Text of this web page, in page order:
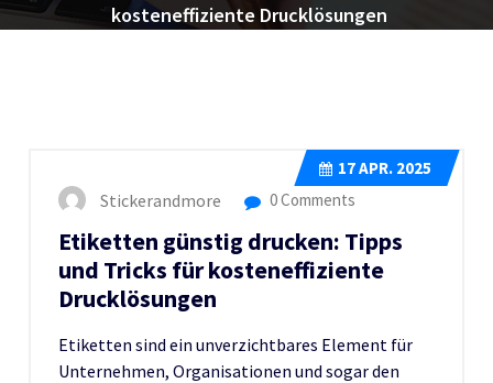
kosteneffiziente Drucklösungen
17APR. 2025
Stickerandmore 0 Comments
Etiketten günstig drucken: Tipps
und Tricks für kosteneffiziente
Drucklösungen
Etiketten sind ein unverzichtbares Element für
Unternehmen, Organisationen und sogar den